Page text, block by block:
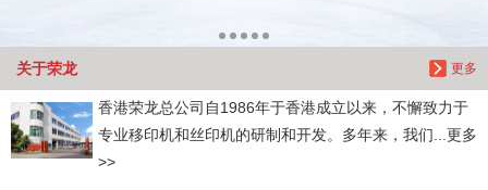
更多
关于荣龙
香港荣龙总公司自1986年于香港成立以来，不懈致力于
专业移印机和丝印机的研制和开发。多年来，我们...更多
>>